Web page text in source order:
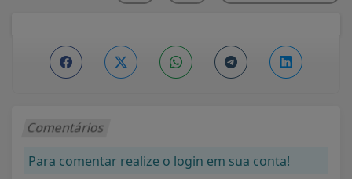
Comentários
Para comentar realize o login em sua conta!